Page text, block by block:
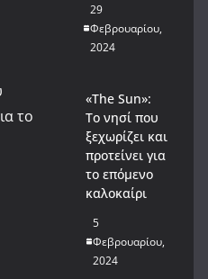
29
Φεβρουαρίου,
2024
«The Sun»:
Το νησί που
ξεχωρίζει και
προτείνει για
το επόμενο
καλοκαίρι
5
Φεβρουαρίου,
2024